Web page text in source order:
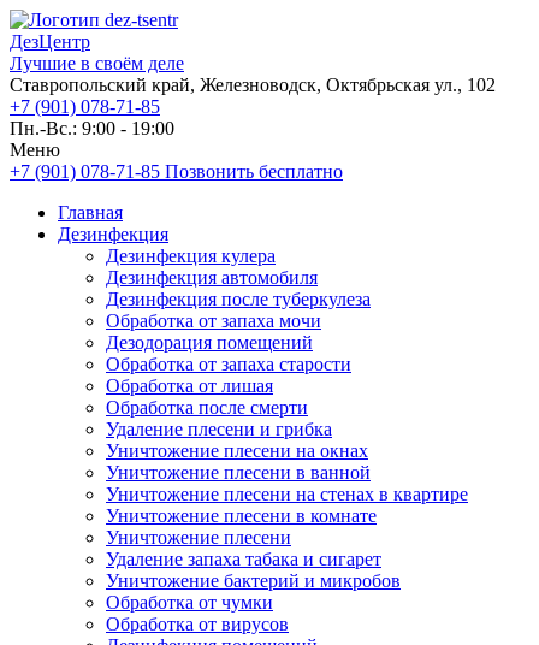
ДезЦентр
Лучшие в своём деле
Ставропольский край, Железноводск, Октябрьская ул., 102
+7 (901) 078-71-85
Пн.-Вс.: 9:00 - 19:00
Меню
+7 (901) 078-71-85 Позвонить бесплатно
Главная
Дезинфекция
Дезинфекция кулера
Дезинфекция автомобиля
Дезинфекция после туберкулеза
Обработка от запаха мочи
Дезодорация помещений
Обработка от запаха старости
Обработка от лишая
Обработка после смерти
Удаление плесени и грибка
Уничтожение плесени на окнах
Уничтожение плесени в ванной
Уничтожение плесени на стенах в квартире
Уничтожение плесени в комнате
Уничтожение плесени
Удаление запаха табака и сигарет
Уничтожение бактерий и микробов
Обработка от чумки
Обработка от вирусов